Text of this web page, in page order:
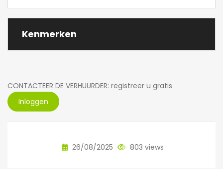
Kenmerken
CONTACTEER DE VERHUURDER: registreer u gratis
Inloggen
26/08/2025 803 views